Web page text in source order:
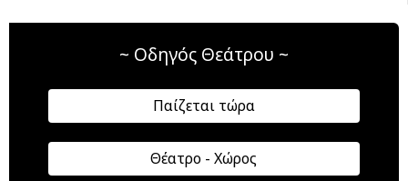
~ Οδηγός Θεάτρου ~
Παίζεται τώρα
Θέατρο - Χώρος